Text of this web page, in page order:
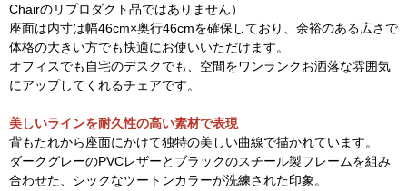
Chairのリプロダクト品ではありません）
座面は内寸は幅46cm×奥行46cmを確保しており、余裕のある広さで
体格の大きい方でも快適にお使いいただけます。
オフィスでも自宅のデスクでも、空間をワンランクお洒落な雰囲気
にアップしてくれるチェアです。
美しいラインを耐久性の高い素材で表現
背もたれから座面にかけて独特の美しい曲線で描かれています。
ダークグレーのPVCレザーとブラックのスチール製フレームを組み
合わせた、シックなツートンカラーが洗練された印象。